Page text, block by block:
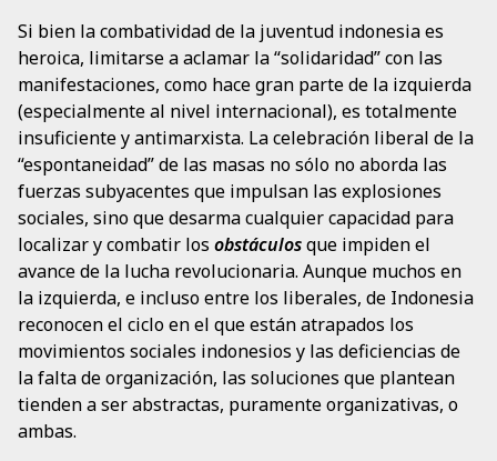
Si bien la combatividad de la juventud indonesia es
heroica, limitarse a aclamar la “solidaridad” con las
manifestaciones, como hace gran parte de la izquierda
(especialmente al nivel internacional), es totalmente
insuficiente y antimarxista. La celebración liberal de la
“espontaneidad” de las masas no sólo no aborda las
fuerzas subyacentes que impulsan las explosiones
sociales, sino que desarma cualquier capacidad para
localizar y combatir los obstáculosque impiden el
avance de la lucha revolucionaria. Aunque muchos en
la izquierda, e incluso entre los liberales, de Indonesia
reconocen el ciclo en el que están atrapados los
movimientos sociales indonesios y las deficiencias de
la falta de organización, las soluciones que plantean
tienden a ser abstractas, puramente organizativas, o
ambas.